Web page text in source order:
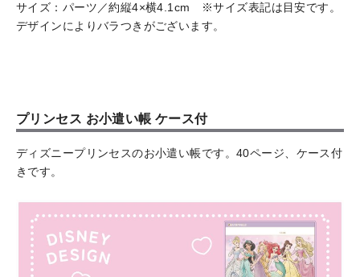
サイズ：パーツ／約縦4×横4.1cm ※サイズ表記は目安です。
デザインによりバラつきがございます。
プリンセス お小遣い帳 ケース付
ディズニープリンセスのお小遣い帳です。40ページ、ケース付
きです。